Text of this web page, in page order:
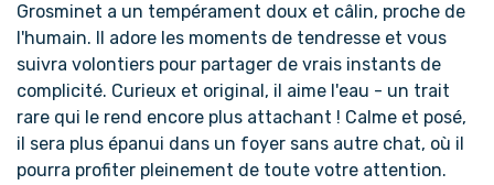
Grosminet a un tempérament doux et câlin, proche de
l'humain. Il adore les moments de tendresse et vous
suivra volontiers pour partager de vrais instants de
complicité. Curieux et original, il aime l'eau - un trait
rare qui le rend encore plus attachant ! Calme et posé,
il sera plus épanui dans un foyer sans autre chat, où il
pourra profiter pleinement de toute votre attention.